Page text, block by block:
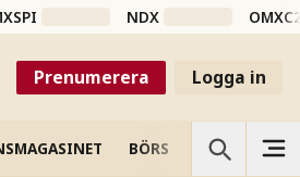
NDX
Prenumerera Logga in
BÖRS VETENSKAP